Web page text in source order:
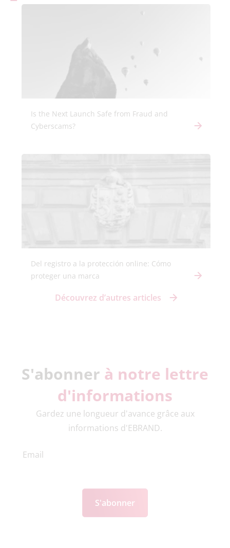
Is the Next Launch Safe from Fraud and
Cyberscams?
Del registro a la protección online: Cómo
proteger una marca
Découvrez d’autres articles
S'abonner à notre lettre
d'informations
Gardez une longueur d'avance grâce aux
informations d'EBRAND.
S'abonner